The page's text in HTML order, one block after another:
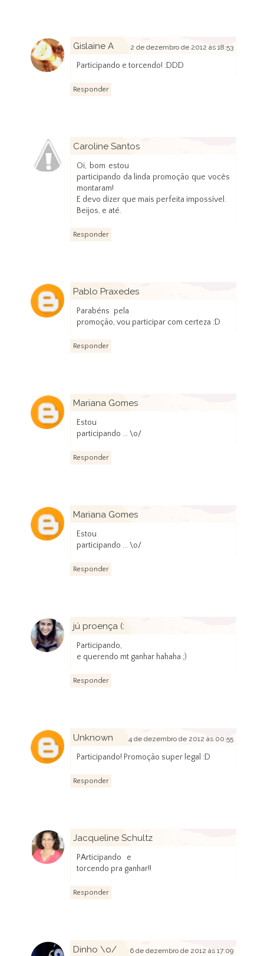
Gislaine A 2 de dezembro de 2012 às 18:53
Participando e torcendo! :DDD
Responder
Caroline Santos
Oi, bom estou
participando da linda promoção que vocês
montaram!
E devo dizer que mais perfeita impossível.
Beijos, e até.
Responder
Pablo Praxedes
Parabéns pela
promoção, vou participar com certeza :D
Responder
Mariana Gomes
Estou
participando ... \o/
Responder
Mariana Gomes
Estou
participando ... \o/
Responder
jú proença (:
Participando,
e querendo mt ganhar hahaha ;)
Responder
Unknown 4 de dezembro de 2012 às 00:55
Participando! Promoção super legal :D
Responder
Jacqueline Schultz
PArticipando e
torcendo pra ganhar!!
Responder
Dinho \o/ 6 de dezembro de 2012 às 17:09